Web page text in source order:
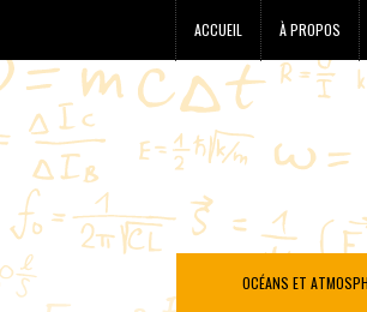
ACCUEIL À PROPOS
OCÉANS ET